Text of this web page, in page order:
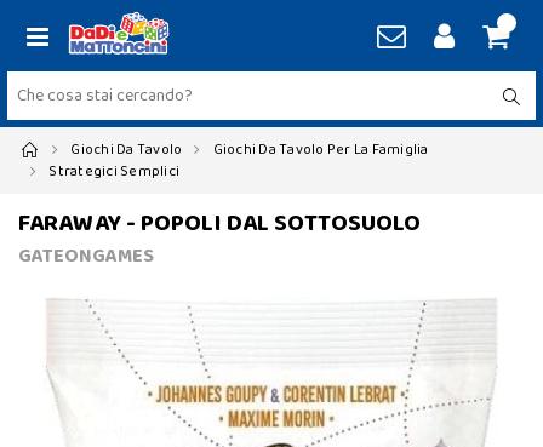
Giochi Da Tavolo
Giochi Da Tavolo Per La Famiglia
Strategici Semplici
FARAWAY - POPOLI DAL SOTTOSUOLO
GATEONGAMES